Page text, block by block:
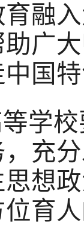
融
广
国
学
充
想
育